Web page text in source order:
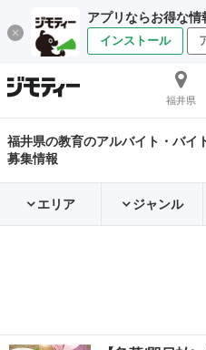
アプリならお得な情
インストール
福井県
福井県の教育のアルバイト・バイ
募集情報
エリア ジャンル